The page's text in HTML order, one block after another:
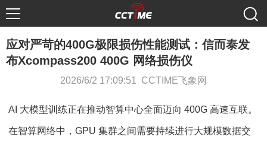
应对严苛的400G极限损伤性能测试：信而泰发
布Xcompass200 400G 网络损伤仪
2026/6/2 17:09:51 CCTIME飞象网
AI 大模型训练正在推动智算中心全面迈向 400G 高速互联。
在智算网络中，GPU 集群之间需要持续进行大规模数据交